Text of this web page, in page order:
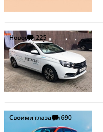
Новости225
Своими глазами690